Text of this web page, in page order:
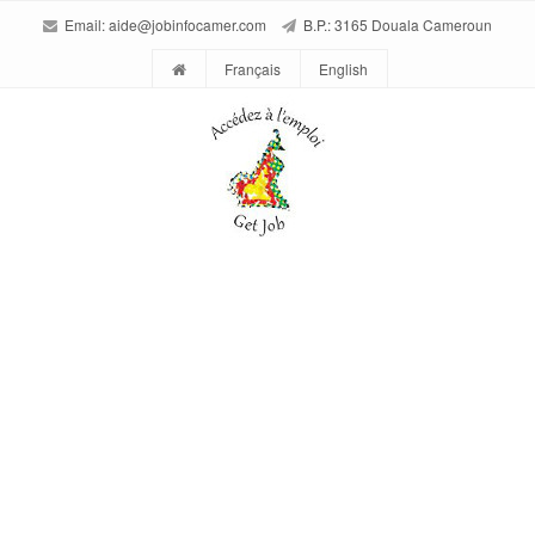
Email:aide@jobinfocamer.com B.P.: 3165 Douala Cameroun
Français English